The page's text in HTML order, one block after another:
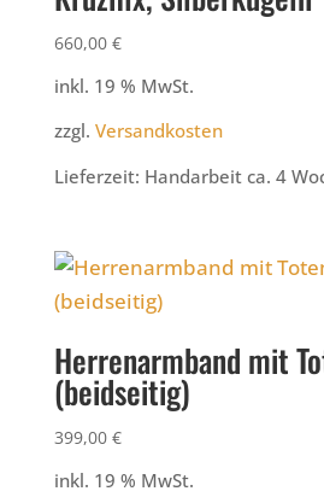
660,00 €
inkl. 19 % MwSt.
zzgl. Versandkosten
Lieferzeit: Handarbeit ca. 4
Herrenarmband mit
(beidseitig)
399,00 €
inkl. 19 % MwSt.